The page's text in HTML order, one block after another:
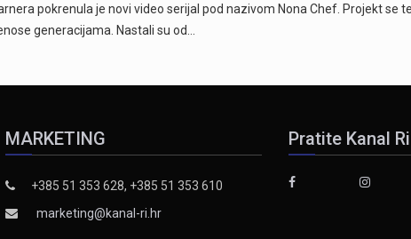
pokrenula je novi video serijal pod nazivom Nona Chef. Projekt se
generacijama. Nastali su od…
MARKETING
+385 51 353 628, +385 51 353 610
marketing@kanal-ri.hr
Pratite Kanal Ri